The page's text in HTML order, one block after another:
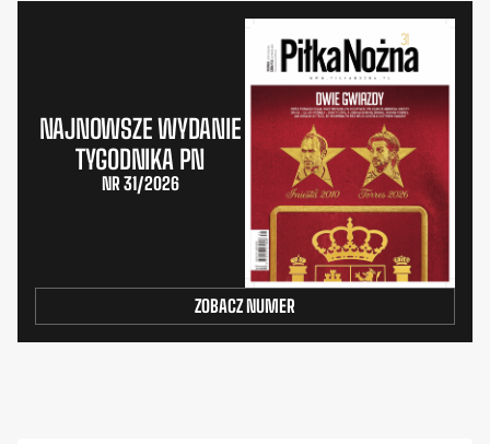
NAJNOWSZE WYDANIE
TYGODNIKA PN
NR 31/2026
ZOBACZ NUMER